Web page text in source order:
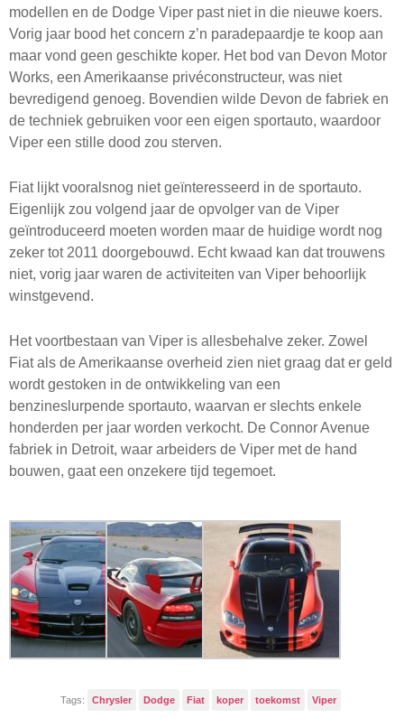
modellen en de Dodge Viper past niet in die nieuwe koers.
Vorig jaar bood het concern z’n paradepaardje te koop aan
maar vond geen geschikte koper. Het bod van Devon Motor
Works, een Amerikaanse privéconstructeur, was niet
bevredigend genoeg. Bovendien wilde Devon de fabriek en
de techniek gebruiken voor een eigen sportauto, waardoor
Viper een stille dood zou sterven.
Fiat lijkt vooralsnog niet geïnteresseerd in de sportauto.
Eigenlijk zou volgend jaar de opvolger van de Viper
geïntroduceerd moeten worden maar de huidige wordt nog
zeker tot 2011 doorgebouwd. Echt kwaad kan dat trouwens
niet, vorig jaar waren de activiteiten van Viper behoorlijk
winstgevend.
Het voortbestaan van Viper is allesbehalve zeker. Zowel
Fiat als de Amerikaanse overheid zien niet graag dat er geld
wordt gestoken in de ontwikkeling van een
benzineslurpende sportauto, waarvan er slechts enkele
honderden per jaar worden verkocht. De Connor Avenue
fabriek in Detroit, waar arbeiders de Viper met de hand
bouwen, gaat een onzekere tijd tegemoet.
Tags: Chrysler Dodge Fiat koper toekomst Viper